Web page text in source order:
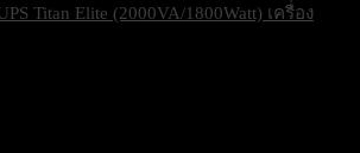
Titan Elite (2000VA/1800Watt) เครื่อง